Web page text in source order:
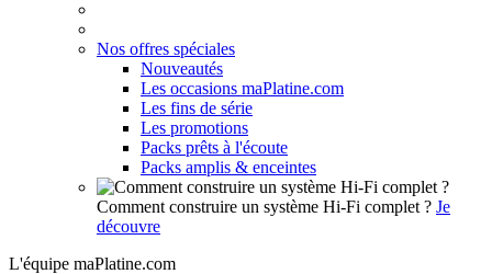
Nos offres spéciales
Nouveautés
Les occasions maPlatine.com
Les fins de série
Les promotions
Packs prêts à l'écoute
Packs amplis & enceintes
Comment construire un système Hi-Fi complet ? Je
découvre
L'équipe maPlatine.com